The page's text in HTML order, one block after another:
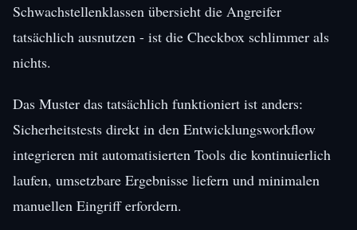
Schwachstellenklassen übersieht die Angreifer
tatsächlich ausnutzen - ist die Checkbox schlimmer als
nichts.
Das Muster das tatsächlich funktioniert ist anders:
Sicherheitstests direkt in den Entwicklungsworkflow
integrieren mit automatisierten Tools die kontinuierlich
laufen, umsetzbare Ergebnisse liefern und minimalen
manuellen Eingriff erfordern.